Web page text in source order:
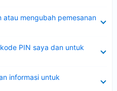
mengubah pemesanan
PIN saya dan untuk
informasi untuk